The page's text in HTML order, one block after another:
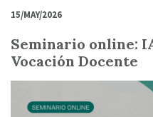
15/MAY/2026
Seminario online:
Vocación Docente